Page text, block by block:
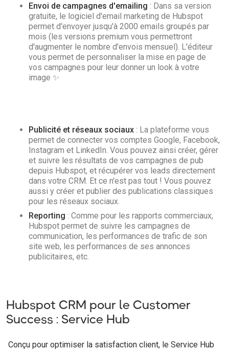
Envoi de campagnes d'emailing : Dans sa version
gratuite, le logiciel d'email marketing de Hubspot
permet d'envoyer jusqu'à 2000 emails groupés par
mois (les versions premium vous permettront
d'augmenter le nombre d'envois mensuel). L'éditeur
vous permet de personnaliser la mise en page de
vos campagnes pour leur donner un look à votre
image ✨
Publicité et réseaux sociaux : La plateforme vous
permet de connecter vos comptes Google, Facebook,
Instagram et LinkedIn. Vous pouvez ainsi créer, gérer
et suivre les résultats de vos campagnes de pub
depuis Hubspot, et récupérer vos leads directement
dans votre CRM. Et ce n'est pas tout ! Vous pouvez
aussi y créer et publier des publications classiques
pour les réseaux sociaux.
Reporting : Comme pour les rapports commerciaux,
Hubspot permet de suivre les campagnes de
communication, les performances de trafic de son
site web, les performances de ses annonces
publicitaires, etc.
Hubspot CRM pour le Customer
Success : Service Hub
Conçu pour optimiser la satisfaction client, le Service Hub